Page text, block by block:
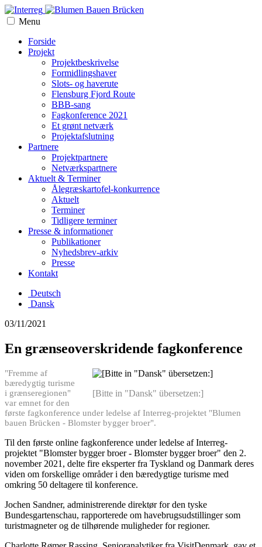
Menu
Forside
Projekt
Projektbeskrivelse
Formidlingshaver
Slots- og haverute
Flensburg Fjord Route
BBB-sang
Fagkonference 2021
Et grønt netværk
Projektafslutning
Partnere
Projektpartnere
Netværkspartnere
Aktuelt & Terminer
Ålegræskartofel-konkurrence
Aktuelt
Terminer
Tidligere terminer
Presse & informationer
Publikationer
Nyhedsbrev-arkiv
Presse
Kontakt
Deutsch
Dansk
03/11/2021
En grænseoverskridende fagkonference
[Bitte in "Dansk" übersetzen:]
"Fremme af
bæredygtig turisme
i grænseregionen"
var emnet for den
første fagkonference under ledelse af Interreg-projektet "Blumen
bauen Brücken - Blomster bygger broer".
Til den første online fagkonference under ledelse af Interreg-
projektet "Blomster bygger broer - Blomster bygger broer" den 2.
november 2021, delte fire eksperter fra Tyskland og Danmark deres
viden om forskellige områder i den bæredygtige turisme med
omkring 50 deltagere til konference.
Jochen Sandner, administrerende direktør for den tyske
Bundesgartenschau, rapporterede om havebrugsudstillinger som
turistmagneter og de tilhørende muligheder for regioner.